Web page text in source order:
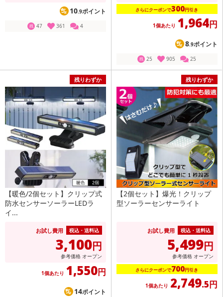
10.9ポイント
残 47 361 4
さらにクーポンで300円引き
1個あたり 1,964円
8.9ポイント
残 25 905 25
残りわずか
【暖色/2個セット】クリップ式
防水センサーソーラーLEDラ
イ...
お試し費用 税込・送料込
3,100円
参考価格 オープン
1個あたり 1,550円
14ポイント
残りわずか
【2個セット】爆光！クリップ
型ソーラーセンサーライト
お試し費用 税込・送料込
5,499円
参考価格 オープン
さらにクーポンで700円引き
1個あたり 2,749.5円